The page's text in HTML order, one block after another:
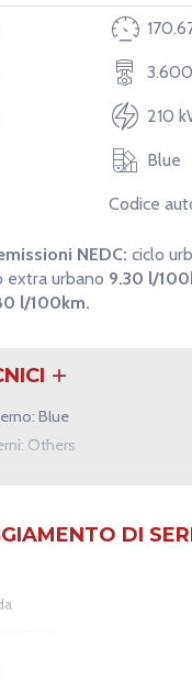
210
Blue
Codice
NEDC: ciclo
extra urbano 9.30 l/
l/100km.
Blue
Others
210 kW
285 CV
425 cm
DI
elettrici